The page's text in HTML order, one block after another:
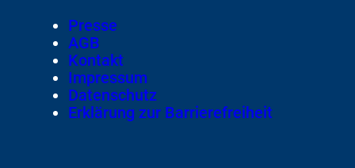
Footer
Meta-
Navigation
Presse
AGB
Kontakt
Impressum
Datenschutz
Erklärung zur Barrierefreiheit